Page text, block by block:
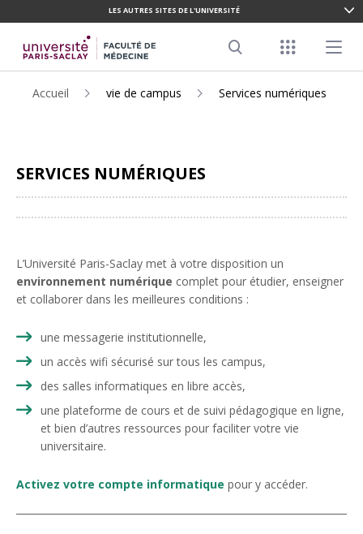
CONTENU
PRINCIPAL
LES AUTRES SITES DE L'UNIVERSITÉ
Menu Menu
Accueil vie de campus Services numériques
SERVICES NUMÉRIQUES
L’Université Paris-Saclay met à votre disposition un
environnement numérique complet pour étudier, enseigner
et collaborer dans les meilleures conditions :
une messagerie institutionnelle,
un accès wifi sécurisé sur tous les campus,
des salles informatiques en libre accès,
une plateforme de cours et de suivi pédagogique en ligne,
et bien d’autres ressources pour faciliter votre vie
universitaire.
Activez votre compte informatique pour y accéder.